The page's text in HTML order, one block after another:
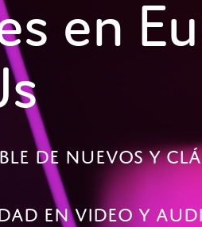
en
de nuevos y
en video y